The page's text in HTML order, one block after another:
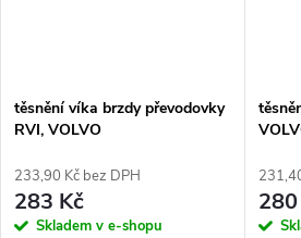
těsnění víka brzdy převodovky
RVI, VOLVO
233,90 Kč bez DPH
283 Kč
Skladem v e-shopu